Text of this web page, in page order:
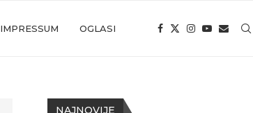
IMPRESSUM OGLASI
NAJNOVIJE